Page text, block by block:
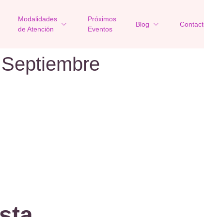
Modalidades
de Atención
Próximos
Eventos
Blog